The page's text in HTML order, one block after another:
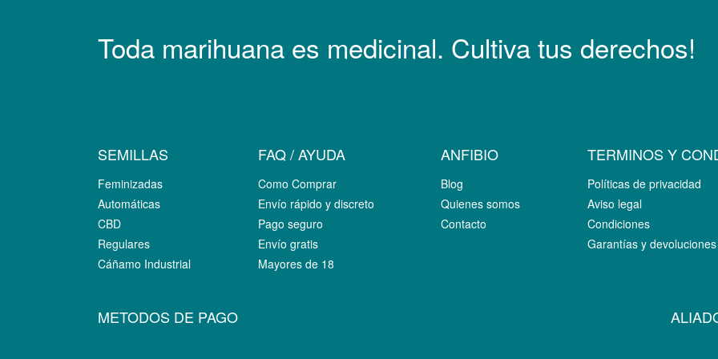
Toda marihuana es medicinal. Cultiva tus derechos!
SEMILLAS
Feminizadas
Automáticas
CBD
Regulares
Cáñamo Industrial
FAQ / AYUDA
Como Comprar
Envío rápido y discreto
Pago seguro
Envío gratis
Mayores de 18
ANFIBIO
Blog
Quienes somos
Contacto
TERMINOS Y
Políticas de privacidad
Aviso legal
Condiciones
Garantías y devoluciones
METODOS DE PAGO